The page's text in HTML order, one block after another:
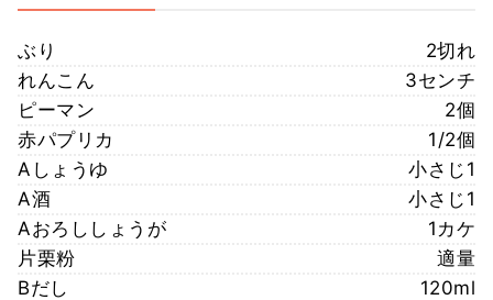
ぶり
2切れ
れんこん
3センチ
ピーマン
2個
赤パプリカ
1/2個
Aしょうゆ
小さじ1
A酒
小さじ1
Aおろししょうが
1カケ
片栗粉
適量
Bだし
120ml